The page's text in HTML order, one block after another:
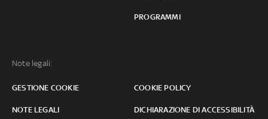
PROGRAMMI
Note legali:
GESTIONE COOKIE COOKIE POLICY
NOTE LEGALI DICHIARAZIONE DI ACCESSIBILITÀ